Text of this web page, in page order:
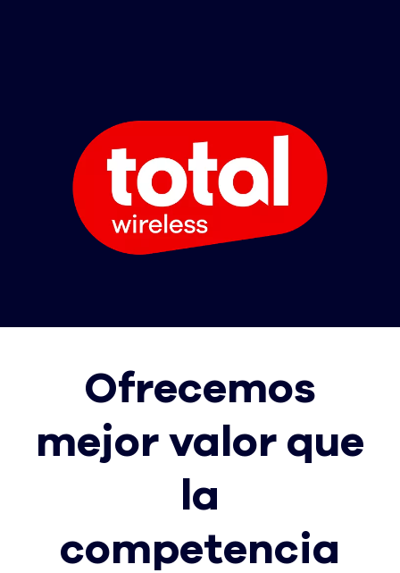
Ofrecemos
mejor valor que
la
competencia